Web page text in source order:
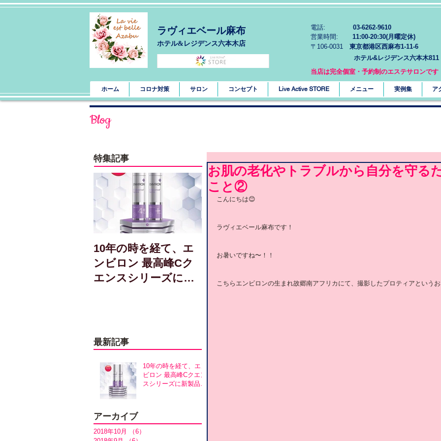
ラヴィエベール麻布
​ホテル&レジデンス六本木店
電話: 03-6262-9610
営業時間: 11:00-20:30(月曜定休)
〒106-0031 東京都港区西麻布1-11-6
ホテル&レジデンス六本木811
ホーム コロナ対策 サロン コンセプト Live Active STORE メニュー 実例集 ア
当店は完全個室・予約制のエステサロンです
Blog
特集記事
10年の時を経て、エ
ンビロン 最高峰Cク
エンスシリーズに新
最新記事
10年の時を経て、エン
ビロン 最高峰Cクエン
スシリーズに新製品誕
アーカイブ
2018年10月 （6）
お肌の老化やトラブルから自分を守る
こと②
こんにちは😊
ラヴィエベール麻布です！
お暑いですね〜！！
こちらエンビロンの生まれ故郷南アフリカにて、撮影したプロティアという